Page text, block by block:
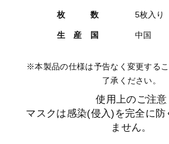
枚 数 5枚入り
生 産 国 中国
※本製品の仕様は予告なく変更する
了承ください。
使用上のご注意
マスクは感染(侵入)を完全に防
ません。